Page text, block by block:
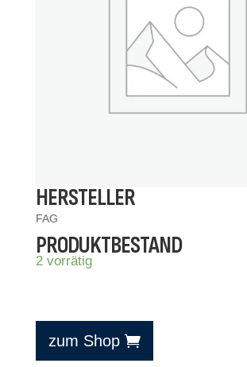
HERSTELLER
FAG
PRODUKTBESTAND
2 vorrätig
zum Shop